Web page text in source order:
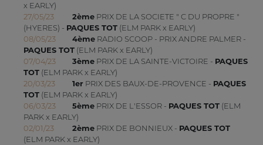
x EARLY)
27/05/23
2èmePRIX DE LA SOCIETE " C DU PROPRE "
(HYERES) - PAQUES TOT(ELM PARK x EARLY)
08/05/23
4èmeRADIO SCOOP - PRIX ANDRE PALMER -
PAQUES TOT(ELM PARK x EARLY)
07/04/23
3èmePRIX DE LA SAINTE-VICTOIRE - PAQUES
TOT(ELM PARK x EARLY)
20/03/23
1erPRIX DES BAUX-DE-PROVENCE - PAQUES
TOT(ELM PARK x EARLY)
06/03/23
5èmePRIX DE L'ESSOR - PAQUES TOT(ELM
PARK x EARLY)
02/01/23
2èmePRIX DE BONNIEUX - PAQUES TOT
(ELM PARK x EARLY)